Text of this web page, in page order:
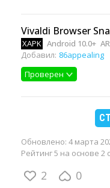
Vivaldi Browser
XAPK Android 10.0+
Добавил: 86appealing
Проверен
Обновлено: 4 марта
Рейтинг 5 на основе 2
2 0